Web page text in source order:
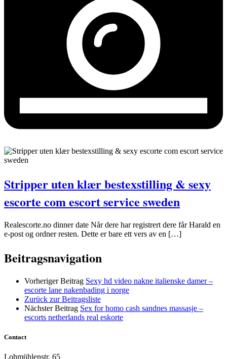
Stripper uten klær bestexstilling & sexy
escorte com escort service sweden
Realescorte.no dinner date Når dere har registrert dere får Harald en
e-post og ordner resten. Dette er bare ett vers av en […]
Beitragsnavigation
Vorheriger Beitrag Sexy hd video nakne italienske damer –
escorte lane nakenbading i norge
Zurück zur Beitragsliste
Nächster Beitrag Sex for homo cash sandnes massasje –
escorts netherlands real eskorte
Contact
Lohmühlenstr. 65